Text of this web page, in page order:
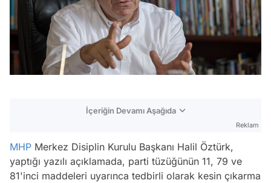
İçeriğin Devamı Aşağıda
Reklam
MHP Merkez Disiplin Kurulu Başkanı Halil Öztürk,
yaptığı yazılı açıklamada, parti tüzüğünün 11, 79 ve
81'inci maddeleri uyarınca tedbirli olarak kesin çıkarma